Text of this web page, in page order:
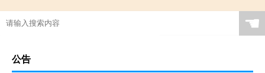
☚
公告